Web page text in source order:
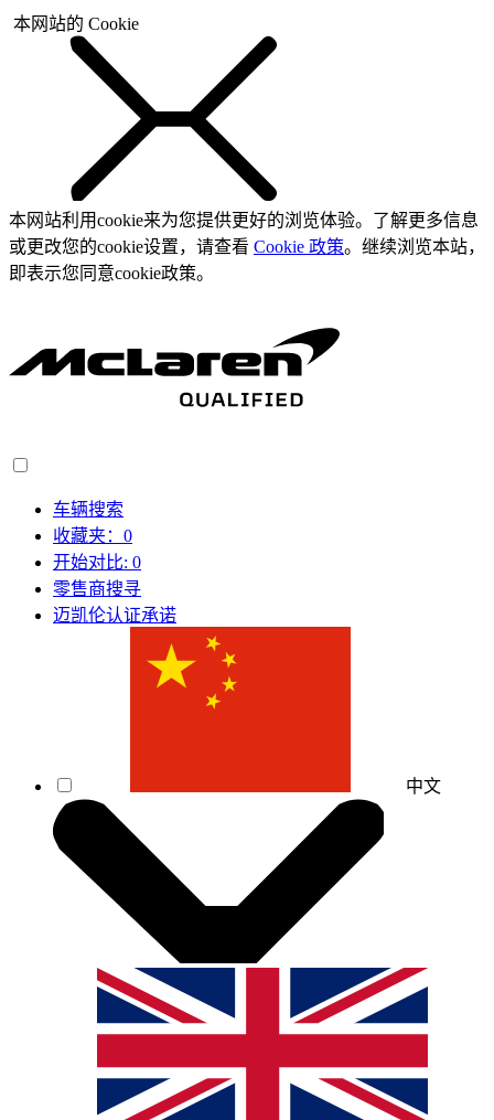
本网站的 Cookie
本网站利用cookie来为您提供更好的浏览体验。了解更多信息
或更改您的cookie设置，请查看 Cookie 政策。继续浏览本站，
即表示您同意cookie政策。
车辆搜索
收藏夹： 0
开始对比: 0
零售商搜寻
迈凯伦认证承诺
中文